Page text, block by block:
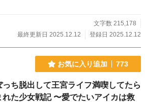
文字数 215,178
最終更新日 2025.12.12
登録日 2025.12.12
お気に入り追加 773
っち脱出して王宮ライフ満喫してたら
た少女戦記 〜愛でたいアイカは救